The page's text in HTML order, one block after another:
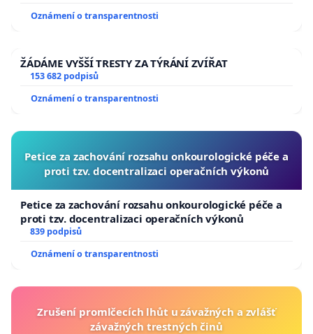
republiky
Oznámení o transparentnosti
ŽÁDÁME VYŠŠÍ TRESTY ZA TÝRÁNÍ ZVÍŘAT
153 682 podpisů
Oznámení o transparentnosti
Petice za zachování rozsahu onkourologické péče a
proti tzv. docentralizaci operačních výkonů
Petice za zachování rozsahu onkourologické péče a
proti tzv. docentralizaci operačních výkonů
839 podpisů
Oznámení o transparentnosti
Zrušení promlčecích lhůt u závažných a zvlášť
závažných trestných činů